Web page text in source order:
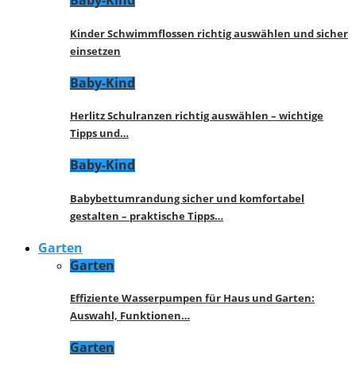
Kinder Schwimmflossen richtig auswählen und sicher
einsetzen
Baby-Kind
Herlitz Schulranzen richtig auswählen – wichtige
Tipps und…
Baby-Kind
Babybettumrandung sicher und komfortabel
gestalten – praktische Tipps…
Garten
Garten
Effiziente Wasserpumpen für Haus und Garten:
Auswahl, Funktionen…
Garten